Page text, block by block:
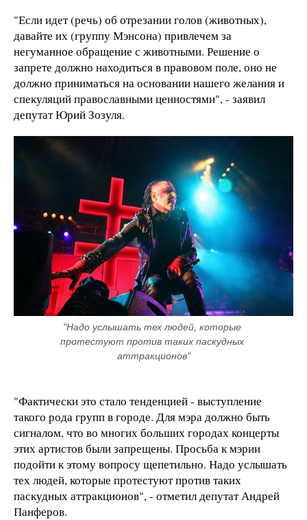
"Если идет (речь) об отрезании голов (животных),
давайте их (группу Мэнсона) привлечем за
негуманное обращение с животными. Решение о
запрете должно находиться в правовом поле, оно не
должно приниматься на основании нашего желания и
спекуляций православными ценностями", - заявил
депутат Юрий Зозуля.
"Надо услышать тех людей, которые
протестуют против таких паскудных
аттракционов"
"Фактически это стало тенденцией - выступление
такого рода групп в городе. Для мэра должно быть
сигналом, что во многих больших городах концерты
этих артистов были запрещены. Просьба к мэрии
подойти к этому вопросу щепетильно. Надо услышать
тех людей, которые протестуют против таких
паскудных аттракционов", - отметил депутат Андрей
Панферов.